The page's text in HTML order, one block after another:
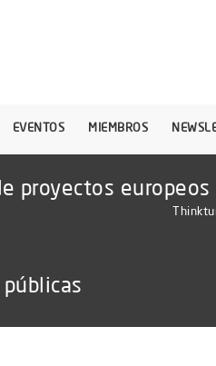
EVENTOS MIEMBROS
proyectos